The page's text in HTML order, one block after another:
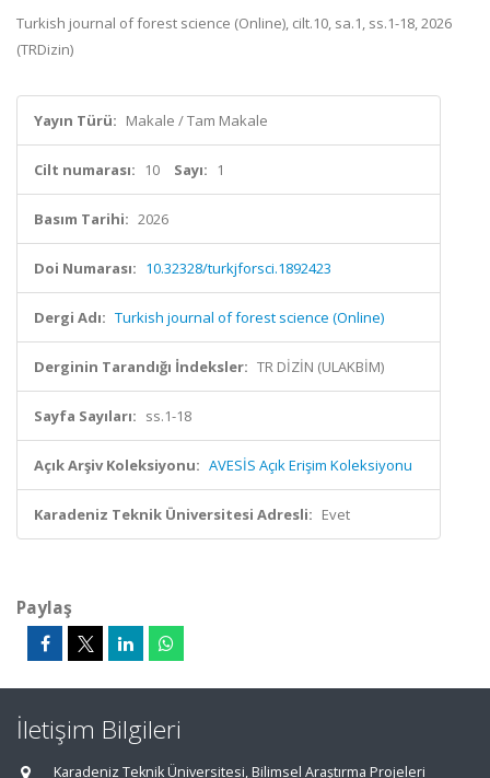
Turkish journal of forest science (Online), cilt.10, sa.1, ss.1-18, 2026
(TRDizin)
Yayın Türü: Makale / Tam Makale
Cilt numarası: 10 Sayı: 1
Basım Tarihi: 2026
Doi Numarası: 10.32328/turkjforsci.1892423
Dergi Adı: Turkish journal of forest science (Online)
Derginin Tarandığı İndeksler: TR DİZİN (ULAKBİM)
Sayfa Sayıları: ss.1-18
Açık Arşiv Koleksiyonu: AVESİS Açık Erişim Koleksiyonu
Karadeniz Teknik Üniversitesi Adresli: Evet
Paylaş
İletişim Bilgileri
Karadeniz Teknik Üniversitesi, Bilimsel Araştırma Projeleri